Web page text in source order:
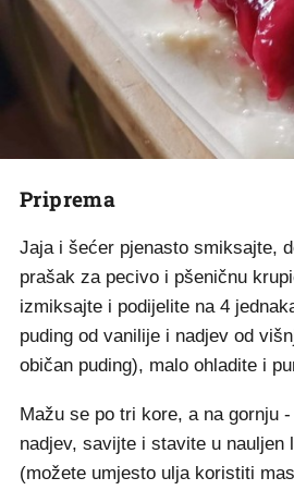
Priprema
Jaja i šećer pjenasto smiksajte,
prašak za pecivo i pšeničnu
izmiksajte i podijelite na 4
puding od vanilije i nadjev od
običan puding), malo ohladite i
Mažu se po tri kore, a na gornju
nadjev, savijte i stavite u nauljen
(možete umjesto ulja koristiti